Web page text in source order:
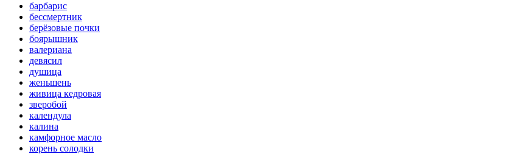
барбарис
бессмертник
берёзовые почки
боярышник
валериана
девясил
душица
женьшень
живица кедровая
зверобой
календула
калина
камфорное масло
корень солодки